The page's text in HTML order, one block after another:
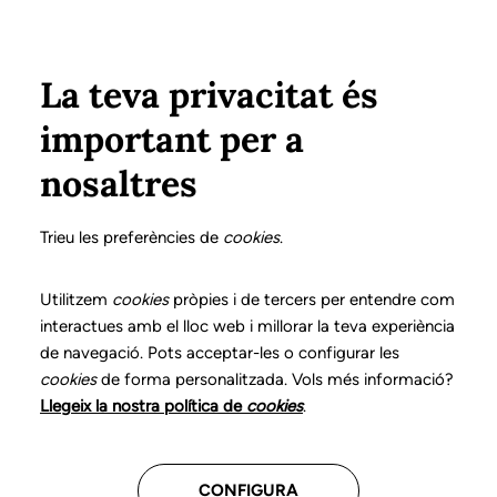
Servei d’assessorament
i supervisió
Servei per a assessorament i/o supervisió de casos o
temes. El logopeda que necessita un assessorament
per part d'un altre amb més coneixements del tema,
pot demanar una llista amb dades de professionals
segons les especialitats demanades. D'aquesta forma
escollir qui consideri més adequat. El professional que
La teva privacitat és
important per a
nosaltres
Trieu les preferències de cookies.
Utilitzem cookiespròpies i de tercers per entendre com
interactues amb el lloc web i millorar la teva experiència
de navegació. Pots acceptar-les o configurar les
cookiesde forma personalitzada. Vols més informació?
Llegeix la nostra política de cookies.
CONFIGURA